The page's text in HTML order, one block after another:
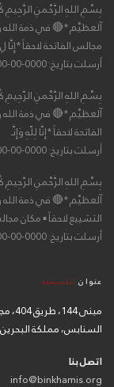
بِسْمِ اللهِ الرَّحْمنِ
آلعظيْم *🔴 في ذمة الله
مجالس الفاتحة لاحقاً *إِنَّا لِ
أرسلت بتاريخ: 0000-00-00 الساعة :
بِسْمِ اللهِ الرَّحْمنِ
الفاتحة لاحقاً *إِنَّا لِلّهِ وَإِنَّـ
أرسلت بتاريخ: 0000-00-00 الساعة :
بِسْمِ اللهِ الرَّحْمنِ
آلعظيْم *🔴 في ذمة
التشييع لاحقاً ▪ مكان
أرسلت بتاريخ: 0000-00-00 الساعة :
عنوان الحسينية
مبنى 144، طريق 404، مجمع 404
السنابس، مملكة البحرين
اتصل بنا
info@binkhamis.org